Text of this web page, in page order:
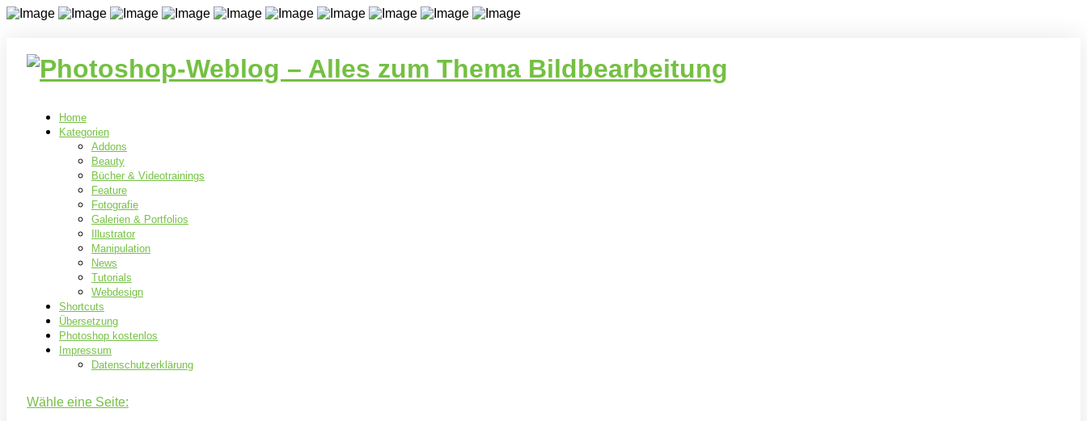
Home
Kategorien
Addons
Beauty
Bücher & Videotrainings
Feature
Fotografie
Galerien & Portfolios
Illustrator
Manipulation
News
Tutorials
Webdesign
Shortcuts
Übersetzung
Photoshop kostenlos
Impressum
Datenschutzerklärung
Wähle eine Seite: